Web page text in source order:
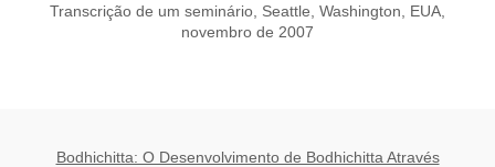
Transcrição de um seminário, Seattle, Washington, EUA,
novembro de 2007
Bodhichitta: O Desenvolvimento de Bodhichitta Através